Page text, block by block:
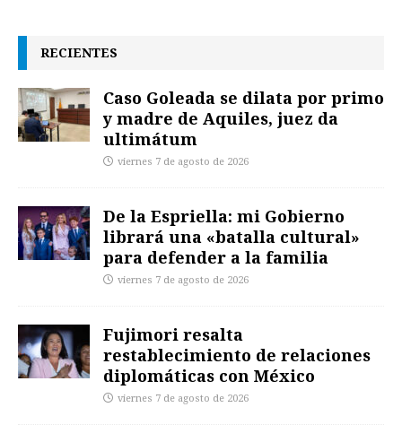
RECIENTES
Caso Goleada se dilata por primo
y madre de Aquiles, juez da
ultimátum
viernes 7 de agosto de 2026
De la Espriella: mi Gobierno
librará una «batalla cultural»
para defender a la familia
viernes 7 de agosto de 2026
Fujimori resalta
restablecimiento de relaciones
diplomáticas con México
viernes 7 de agosto de 2026